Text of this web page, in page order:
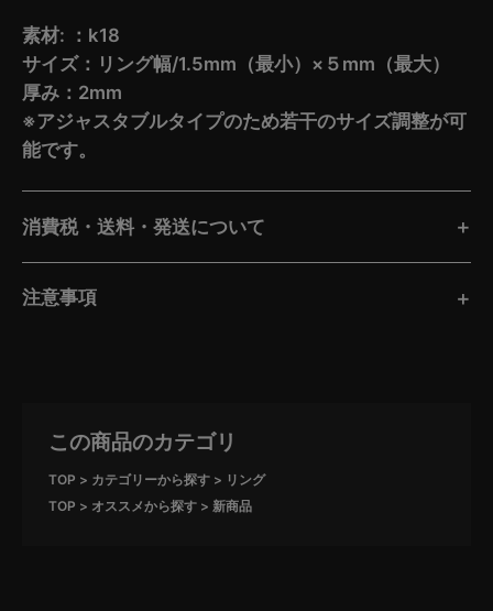
素材: ：k18
サイズ：リング幅/1.5mm（最小）×５mm（最大）
厚み：2mm
※アジャスタブルタイプのため若干のサイズ調整が可
能です。
消費税・送料・発送について
注意事項
この商品のカテゴリ
TOP カテゴリーから探す
リング
TOP
オススメから探す 新商品